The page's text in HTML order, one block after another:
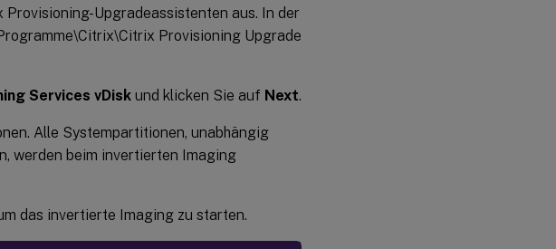
Upgradeassistenten aus. In der
Provisioning Upgrade
Services vDisk und klicken Sie auf Next.
Alle Systempartitionen, unabhängig
werden beim invertierten Imaging
das invertierte Imaging zu starten.